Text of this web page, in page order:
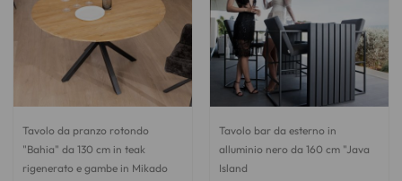
Tavolo da pranzo rotondo
"Bahia" da 130 cm in teak
rigenerato e gambe in Mikado
Tavolo bar da esterno in
alluminio nero da 160 cm "Java
Island